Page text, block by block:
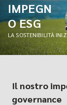
IMPEGN
O ESG
LA SOSTENIBILITÀ
Il nostro
governance
iMile Chat